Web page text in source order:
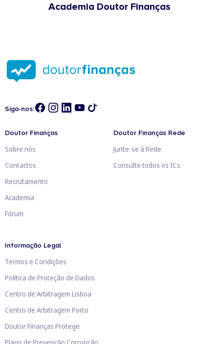
Academia Doutor Finanças
Siga-nos:
Doutor Finanças
Sobre nós
Contactos
Recrutamento
Academia
Fórum
Doutor Finanças Rede
Junte-se à Rede
Consulte todos os ICs
Informação Legal
Termos e Condições
Política de Proteção de Dados
Centro de Arbitragem Lisboa
Centro de Arbitragem Porto
Doutor Finanças Protege
Plano de Prevenção Corrupção